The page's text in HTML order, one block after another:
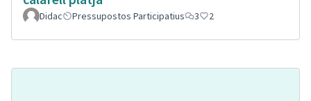
Didac Pressupostos Participatius 3 2